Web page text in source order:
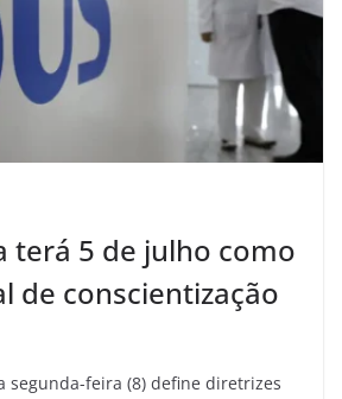
terá 5 de julho como
de conscientização
segunda-feira (8) define diretrizes